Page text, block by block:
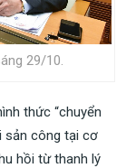
29/10.
thức “chuyển
sản công tại cơ
hồi từ thanh lý